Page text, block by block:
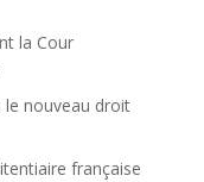
la Cour
le nouveau droit
française